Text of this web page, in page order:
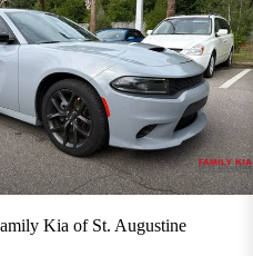
Kia of St. Augustine